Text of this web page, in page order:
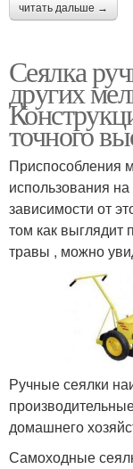
читать дальше →
Сеялка
других
точного
Приспособления
использования
зависимости от
том как выглядит
травы , можно
Ручные сеялки
домашнего
Самоходные